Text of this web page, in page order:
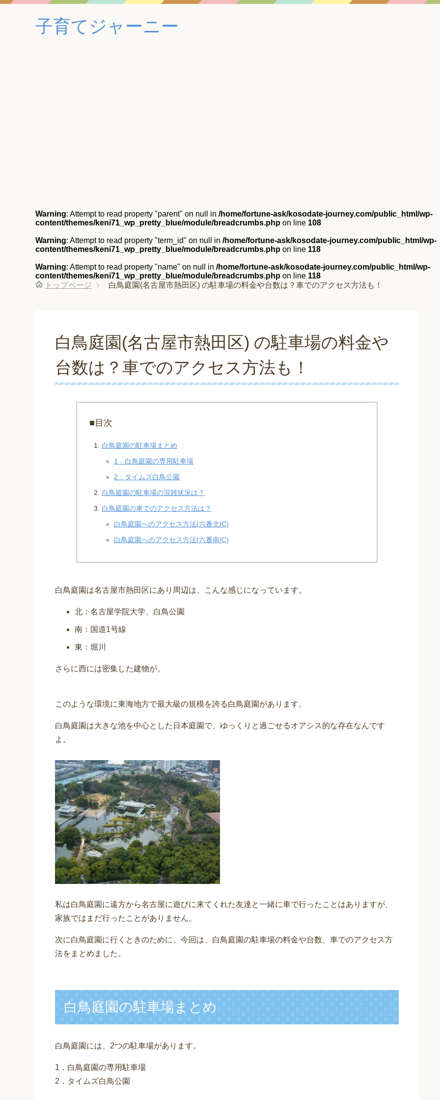
子育てジャーニー
Warning: Attempt to read property "parent" on null in /home/fortune-ask/kosodate-journey.com/public_html/wp-
content/themes/keni71_wp_pretty_blue/module/breadcrumbs.php on line 108
Warning: Attempt to read property "term_id" on null in /home/fortune-ask/kosodate-journey.com/public_html/wp-
content/themes/keni71_wp_pretty_blue/module/breadcrumbs.php on line 118
Warning: Attempt to read property "name" on null in /home/fortune-ask/kosodate-journey.com/public_html/wp-
content/themes/keni71_wp_pretty_blue/module/breadcrumbs.php on line 118
トップページ
白鳥庭園(名古屋市熱田区) の駐車場の料金や台数は？車でのアクセス方法も！
白鳥庭園(名古屋市熱田区) の駐車場の料金や
台数は？車でのアクセス方法も！
■目次
白鳥庭園の駐車場まとめ
1．白鳥庭園の専用駐車場
2．タイムズ白鳥公園
白鳥庭園の駐車場の混雑状況は？
白鳥庭園の車でのアクセス方法は？
白鳥庭園へのアクセス方法(六番北IC)
白鳥庭園へのアクセス方法(六番南IC)
白鳥庭園は名古屋市熱田区にあり周辺は、こんな感じになっています。
北：名古屋学院大学、白鳥公園
南：国道1号線
東：堀川
さらに西には密集した建物が。
このような環境に東海地方で最大級の規模を誇る白鳥庭園があります。
白鳥庭園は大きな池を中心とした日本庭園で、ゆっくりと過ごせるオアシス的な存在なんです
よ。
私は白鳥庭園に遠方から名古屋に遊びに来てくれた友達と一緒に車で行ったことはありますが、
家族ではまだ行ったことがありません。
次に白鳥庭園に行くときのために、今回は、白鳥庭園の駐車場の料金や台数、車でのアクセス方
法をまとめました。
白鳥庭園の駐車場まとめ
白鳥庭園には、2つの駐車場があります。
1．白鳥庭園の専用駐車場
2．タイムズ白鳥公園